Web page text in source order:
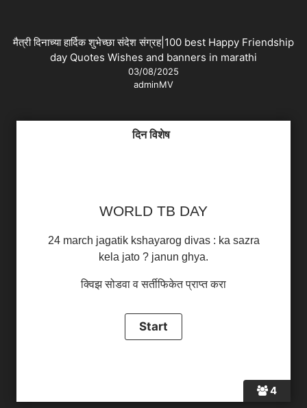
मैत्री दिनाच्या हार्दिक शुभेच्छा संदेश संग्रह|100 best Happy Friendship
day Quotes Wishes and banners in marathi
03/08/2025
adminMV
4
दिन विशेष
WORLD TB DAY
24 march jagatik kshayarog divas : ka sazra
kela jato ? janun ghya.
क्विझ सोडवा व सर्तीफिकेत प्राप्त करा